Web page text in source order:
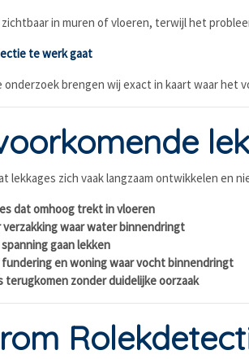
in muren of vloeren, terwijl het
te werk gaat
brengen wij exact in kaart waar het
lekkages zich vaak langzaam ontwikkelen en
dat omhoog trekt in vloeren
waar water binnendringt
gaan lekken
en woning waar vocht binnendringt
terugkomen zonder duidelijke oorzaak